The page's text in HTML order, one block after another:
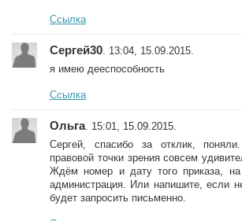
Ссылка
Сергей30 . 13:04, 15.09.2015.
я имею дееспособность
Ссылка
Ольга. 15:01, 15.09.2015.
Сергей, спасибо за отклик,
правовой точки зрения совсем
Ждём номер и дату того приказа, на
администрация. Или напишите, если
будет запросить письменно.